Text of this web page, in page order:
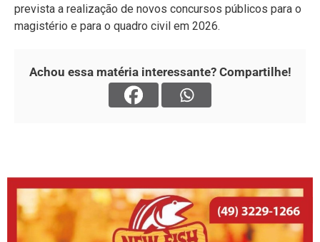
prevista a realização de novos concursos públicos para o
magistério e para o quadro civil em 2026.
Achou essa matéria interessante? Compartilhe!